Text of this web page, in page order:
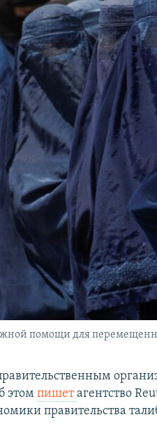
помощи для
этомпишетагентство
правительства